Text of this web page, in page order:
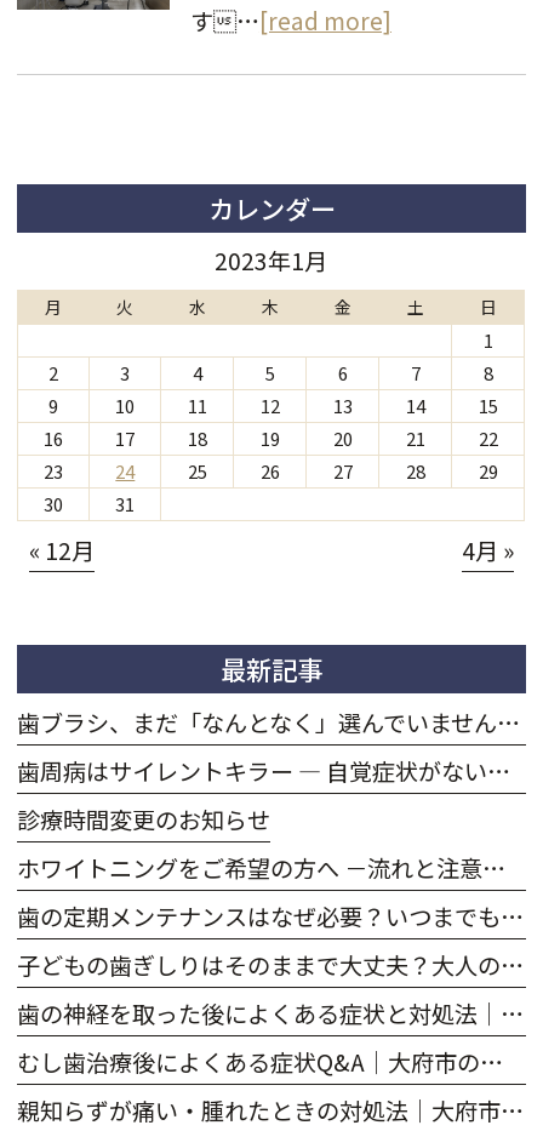
す…[read more]
カレンダー
2023年1月
月 火 水 木 金 土 日
1
2
3 4 5 6 7
8
9
10 11 12 13 14
15
16
17 18 19 20 21
22
23
24 25 26 27 28
29
30
31
« 12月 4月 »
最新記事
歯ブラシ、まだ「なんとなく」選んでいませんか？｜大府市のおかだ歯科・矯正歯科クリニック
歯周病はサイレントキラー — 自覚症状がないまま進行する怖さと、大府市での予防・治療のポイント｜大府市のおかだ歯科・矯正歯科クリニック
診療時間変更のお知らせ
ホワイトニングをご希望の方へ －流れと注意点を解説－｜大府市のおかだ歯科・矯正歯科クリニック
歯の定期メンテナンスはなぜ必要？いつまでも自分の歯で過ごすために｜大府市のおかだ歯科・矯正歯科クリニック
子どもの歯ぎしりはそのままで大丈夫？大人の歯ぎしりとの違いは？｜大府市のおかだ歯科・矯正歯科クリニック
歯の神経を取った後によくある症状と対処法｜大府市のおかだ歯科・矯正歯科クリニック
むし歯治療後によくある症状Q&A｜大府市のおかだ歯科・矯正歯科クリニック
親知らずが痛い・腫れたときの対処法｜大府市のおかだ歯科・矯正歯科クリニック